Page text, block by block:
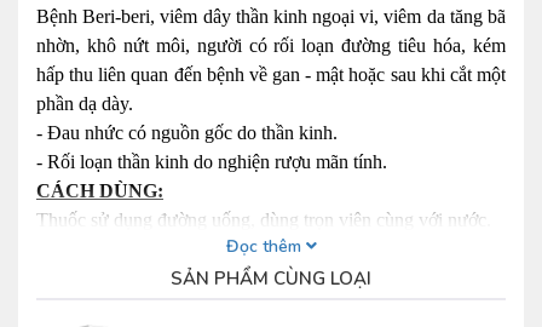
Bệnh Beri-beri, viêm dây thần kinh ngoại vi, viêm da tăng bã
nhờn, khô nứt môi, người có rối loạn đường tiêu hóa, kém
hấp thu liên quan đến bệnh về gan - mật hoặc sau khi cắt một
phần dạ dày.
- Đau nhức có nguồn gốc do thần kinh.
- Rối loạn thần kinh do nghiện rượu mãn tính.
CÁCH DÙNG:
Thuốc sử dụng đường uống, dùng trọn viên cùng với nước.
Đọc thêm
SẢN PHẨM CÙNG LOẠI